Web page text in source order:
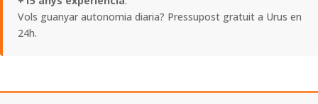
Vols guanyar autonomia diaria? Pressupost gratuit a Urus en
24h.